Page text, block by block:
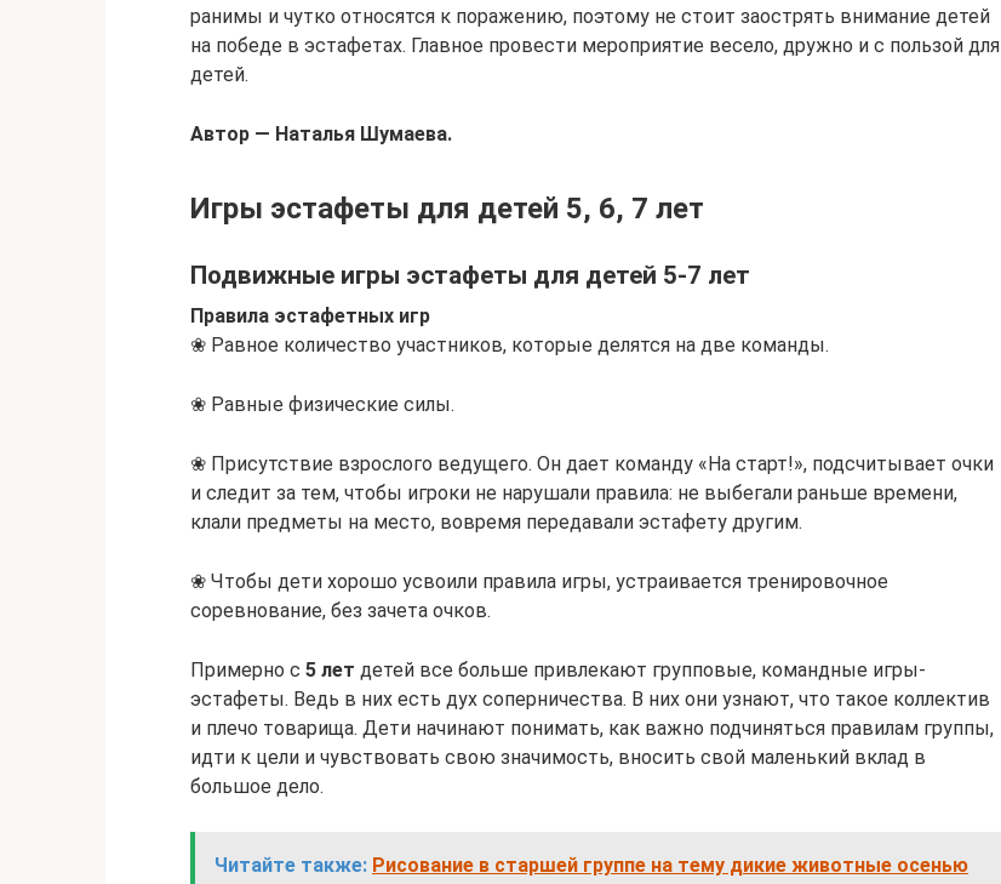
ранимы и чутко относятся к поражению, поэтому не стоит заострять внимание детей
на победе в эстафетах. Главное провести мероприятие весело, дружно и с пользой для
детей.
Автор — Наталья Шумаева.
Игры эстафеты для детей 5, 6, 7 лет
Подвижные игры эстафеты для детей 5-7 лет
Правила эстафетных игр
❀ Равное количество участников, которые делятся на две команды.
❀ Равные физические силы.
❀ Присутствие взрослого ведущего. Он дает команду «На старт!», подсчитывает очки
и следит за тем, чтобы игроки не нарушали правила: не выбегали раньше времени,
клали предметы на место, вовремя передавали эстафету другим.
❀ Чтобы дети хорошо усвоили правила игры, устраивается тренировочное
соревнование, без зачета очков.
Примерно с 5 лет детей все больше привлекают групповые, командные игры-
эстафеты. Ведь в них есть дух соперничества. В них они узнают, что такое коллектив
и плечо товарища. Дети начинают понимать, как важно подчиняться правилам группы,
идти к цели и чувствовать свою значимость, вносить свой маленький вклад в
большое дело.
Читайте также: Рисование в старшей группе на тему дикие животные осенью